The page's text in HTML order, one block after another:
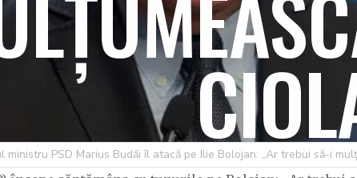
C OVIDIU 10
ministru PSD Marius Budăi îl atacă pe Ilie Bolojan: „Ar trebui să-i